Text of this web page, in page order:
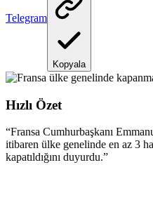
Telegram
Kopyala
Hızlı Özet
“Fransa Cumhurbaşkanı
itibaren ülke genelinde en az 3
kapatıldığını duyurdu.”